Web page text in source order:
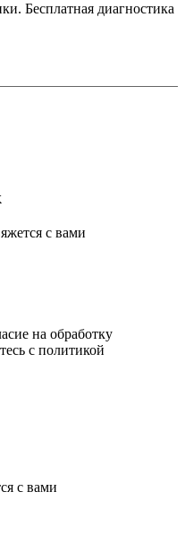
Бесплатная диагностика
с вами
на обработку
c политикой
с вами